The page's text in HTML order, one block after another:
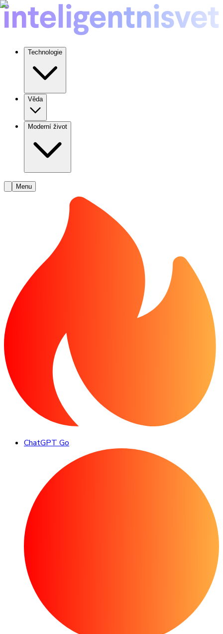
Technologie
Věda
Moderní život
Menu
ChatGPT Go